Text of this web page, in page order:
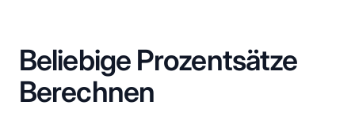
Beliebige Prozentsätze
Berechnen